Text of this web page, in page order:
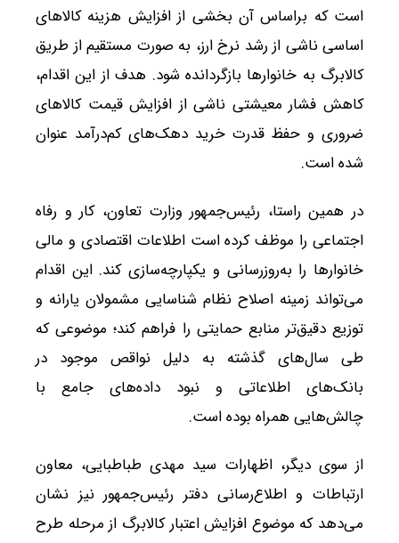
است که براساس آن بخشی از افزایش هزینه کالاهای
اساسی ناشی از رشد نرخ ارز، به صورت مستقیم از طریق
کالابرگ به خانوارها بازگردانده شود. هدف از این اقدام،
کاهش فشار معیشتی ناشی از افزایش قیمت کالاهای
ضروری و حفظ قدرت خرید دهک‌های کم‌درآمد عنوان
شده است.
در همین راستا، رئیس‌جمهور وزارت تعاون، کار و رفاه
اجتماعی را موظف کرده است اطلاعات اقتصادی و مالی
خانوارها را به‌روزرسانی و یکپارچه‌سازی کند. این اقدام
می‌تواند زمینه اصلاح نظام شناسایی مشمولان یارانه و
توزیع دقیق‌تر منابع حمایتی را فراهم کند؛ موضوعی که
طی سال‌های گذشته به دلیل نواقص موجود در
بانک‌های اطلاعاتی و نبود داده‌های جامع با
چالش‌هایی همراه بوده است.
از سوی دیگر، اظهارات سید مهدی طباطبایی، معاون
ارتباطات و اطلاع‌رسانی دفتر رئیس‌جمهور نیز نشان
می‌دهد که موضوع افزایش اعتبار کالابرگ از مرحله طرح